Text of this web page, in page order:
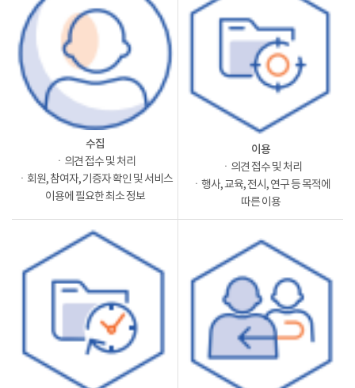
수집
ㆍ의견 접수 및 처리
ㆍ회원, 참여자, 기증자 확인 및 서비스
이용에 필요한 최소 정보
이용
ㆍ의견 접수 및 처리
ㆍ행사, 교육, 전시, 연구 등 목적에
따른 이용